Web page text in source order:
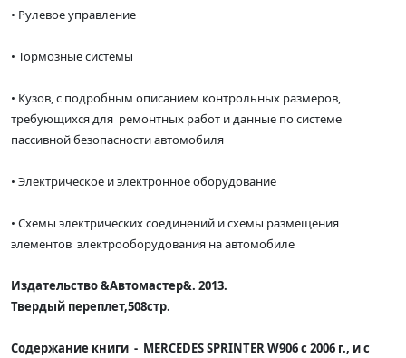
• Рулевое управление
• Тормозные системы
• Кузов, с подробным описанием контрольных размеров,
требующихся для ремонтных работ и данные по системе
пассивной безопасности автомобиля
• Электрическое и электронное оборудование
• Схемы электрических соединений и схемы размещения
элементов электрооборудования на автомобиле
Издательство &Автомастер&. 2013.
Твердый переплет,508стр.
Содержание книги - MERCEDES SPRINTER W906 с 2006 г., и с